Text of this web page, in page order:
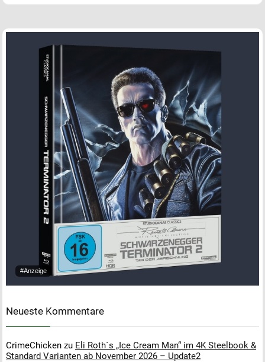
#Anzeige
Neueste Kommentare
CrimeChicken zu Eli Roth´s „Ice Cream Man“ im 4K Steelbook &
Standard Varianten ab November 2026 – Update2